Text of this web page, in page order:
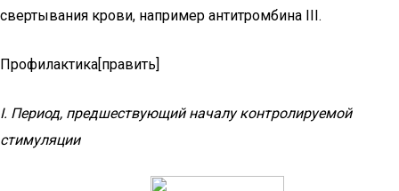
свертывания крови, например антитромбина III.
Профилактика[править]
I. Период, предшествующий началу контролируемой
стимуляции